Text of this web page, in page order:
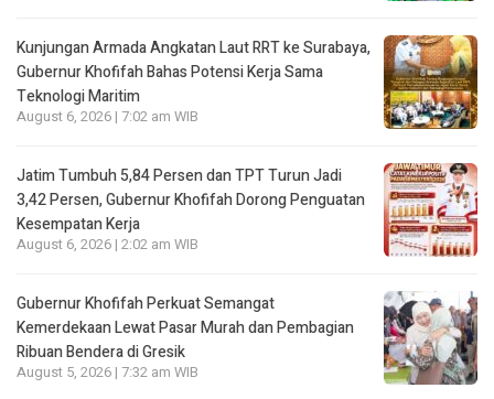
Kunjungan Armada Angkatan Laut RRT ke Surabaya,
Gubernur Khofifah Bahas Potensi Kerja Sama
Teknologi Maritim
August 6, 2026 | 7:02 am WIB
Jatim Tumbuh 5,84 Persen dan TPT Turun Jadi
3,42 Persen, Gubernur Khofifah Dorong Penguatan
Kesempatan Kerja
August 6, 2026 | 2:02 am WIB
Gubernur Khofifah Perkuat Semangat
Kemerdekaan Lewat Pasar Murah dan Pembagian
Ribuan Bendera di Gresik
August 5, 2026 | 7:32 am WIB